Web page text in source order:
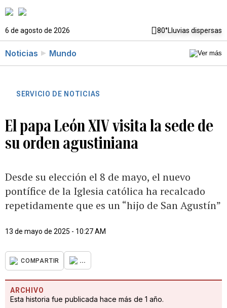
6 de agosto de 2026 80°Lluvias dispersas
Noticias Mundo
SERVICIO DE NOTICIAS
El papa León XIV visita la sede de
su orden agustiniana
Desde su elección el 8 de mayo, el nuevo
pontífice de la Iglesia católica ha recalcado
repetidamente que es un “hijo de San Agustín”
13 de mayo de 2025 - 10:27 AM
COMPARTIR ...
ARCHIVO
Esta historia fue publicada hace más de 1 año.